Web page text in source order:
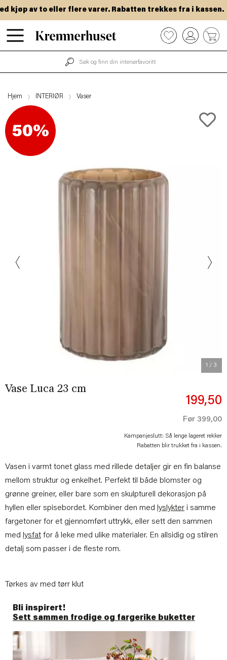
Hopp
til
kjøp av to eller flere varer. Rabatten trekkes fra i kassen.
0
Hjem INTERIØR Vaser
50%
1 / 3
Vase Luca 23 cm
199,50
Før 399,00
Kampanjeslutt: Så lenge lageret rekker
Rabatten blir trukket fra i kassen.
Vasen i varmt tonet glass med rillede detaljer gir en fin balanse
mellom struktur og enkelhet. Perfekt til både blomster og
grønne greiner, eller bare som en skulpturell dekorasjon på
hyllen eller spisebordet. Kombiner den med lyslykter i samme
fargetoner for et gjennomført uttrykk, eller sett den sammen
med lysfat for å leke med ulike materialer. En allsidig og stilren
detalj som passer i de fleste rom.
Tørkes av med tørr klut
Bli inspirert!
Sett sammen frodige og fargerike buketter